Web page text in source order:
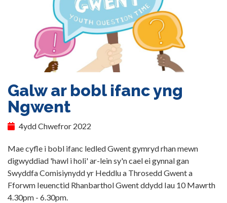
Galw ar bobl ifanc yng
Ngwent
4ydd Chwefror 2022
Mae cyfle i bobl ifanc ledled Gwent gymryd rhan mewn
digwyddiad 'hawl i holi' ar-lein sy'n cael ei gynnal gan
Swyddfa Comisiynydd yr Heddlu a Throsedd Gwent a
Fforwm Ieuenctid Rhanbarthol Gwent ddydd Iau 10 Mawrth
4.30pm - 6.30pm.